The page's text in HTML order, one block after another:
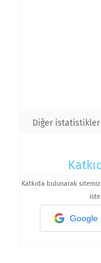
Diğer istatistikler
Katkıda bulunarak
Google